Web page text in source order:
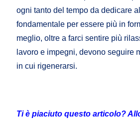
ogni tanto del tempo da dedicare
fondamentale per essere più in
meglio, oltre a farci sentire più
lavoro e impegni, devono seguire
in cui rigenerarsi.
Ti è piaciuto questo articolo?